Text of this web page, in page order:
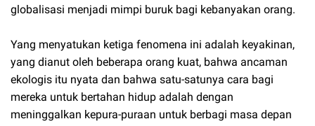
globalisasi menjadi mimpi buruk bagi kebanyakan orang.
Yang menyatukan ketiga fenomena ini adalah keyakinan,
yang dianut oleh beberapa orang kuat, bahwa ancaman
ekologis itu nyata dan bahwa satu-satunya cara bagi
mereka untuk bertahan hidup adalah dengan
meninggalkan kepura-puraan untuk berbagi masa depan